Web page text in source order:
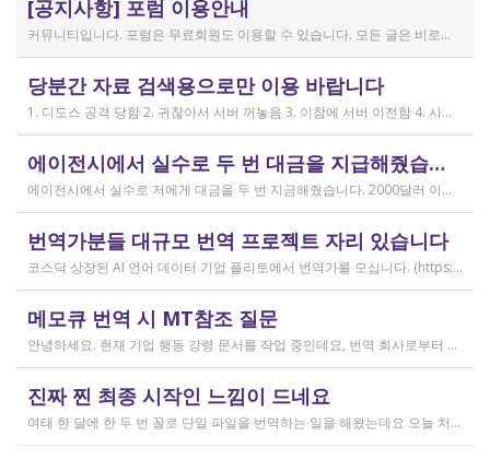
[공지사항] 포럼 이용안내
커뮤니티입니다. 포럼은 무료회원도 이용할 수 있습니다. 모든 글은 비로그인 사용자에게도 공개됩니다. 감사합니다.
당분간 자료 검색용으로만 이용 바랍니다
1. 디도스 공격 당함 2. 귀찮아서 서버 꺼놓음 3. 이참에 서버 이전함 4. 사라진 데이터는 없는 것 확인했는데, 일부 DB 설정이 활성화 안됨 5. 고칠 수는 있는데, 저희 집 신생아 협조 필요 6. 신생아가 협조하지 않음 현재 새글 쓰기, 신규 가입, 덧글 달기 등은 막아 두었습니다 언제든 3월 18일 전후 시점으로 롤백될 수 있습니다 디도스 공격은 10평짜리 구녕가게에 사람을 1만명 보내 영업방해를 하는 것과 같은 기법입니다. 왜 디도스 공격을 그렇게까지 열정적으로 하는가? 이것이 심해진 시점이 제가 출산하러 간다고 블라그에 글을 쓴 직후입니다. 적절한 비유인지 모르겠는데 암퇘지도 출산 후에는 도축 안 하지 않나 싶고요 옛날 같으면 이렇게 순하게 살지 않을 것인데, 요새 드는 생각이 좀 있습니다 사람은 노력해 봤자고, 사실 모든 능력치는 정해졌고 발현만 기다리는 것이 전부가 아닐까요 어떤 사람은 노력의 고점이 디도스 공격인 것입니다 그 애미도 한때는 가능성의 김칫국을 사발째 드링킹하며 키웠겠지요 저한테도 이 사이트를 유지할 유인이 있음은 말씀드렸으니 잘 이용해 주시면 그만인 것이고 시간 나시거든 디도스 공격자도 긍휼히 여겨 주시길 바랍니다
작성일
2026.04.15
에이전시에서 실수로 두 번 대금을 지급해줬습니다
에이전시에서 실수로 저에게 대금을 두 번 지금해줬습니다. 2000달러 이상을 두 번 wise로 지급받았습니다;;;; 에이전시에서 wise측으로 중복입금으로 인한 입금 취소 문의를 했는데 불가능하다고 답변을 받았다고 저에게 문의해달라고 하여, 저도 wise에 문의를 했지만, 입금자 정보를 알려준다면 취소 가능한 것 처럼 말하다가 결국 완료된 송금이라 취소가 불가능하다는 답변을 최종 전달받았습니다. 잘 쓰지 않는 계정이라 대금은 그대로 있는데 이 경우 제가 에이전시 계좌로 2000달러를 직접 재송금해도 문제가 없을까요..?? 추후 제 수익으로 잡혀서 세금문제나 기타 다른 사항이 복잡해질 것 같아서 wise에서 취소해주길 간절히 바랬는데ㅜㅜㅜ 이런경험이 있으시다면 어떻게 해결하셨나요ㅠㅠㅠ;;;
작성일
2026.04.04
번역가분들 대규모 번역 프로젝트 자리 있습니다
코스닥 상장된 AI 언어 데이터 기업 플리토에서 번역가를 모십니다. (https://startups.koraia.org/company/297) • 번역할 내용: 일상 대화, 일반 문장 중심의 단문 데이터 (전문지식 불필요) • 참여 프로젝트: 단문 번역(Human Translation) • 모집 언어쌍: 한국어 <> 다국어 • 목적: AI 학습용 데이터셋 구축 • 근무 형태: 재택 근무(학생, 프리랜서 번역가 환영) • 근무방법: Flitto 플랫폼 또는 엑셀 파일을 이용하여 작업 진행 - 파일 1개당 약 9,800단어 (언어쌍별 상이) - 파일 단위로 작업하며 1개만 참여도 가능 (이후 추가 참여 선택 가능) - 파일 1개 번역에 약 3~4일 데드라인 부여 - 파일 1개 번역 시 약 180,000원 ~ 386,000원 수준 (언어쌍별 상이) - 정산은 월 1회 지급 (플리토 정산 기준) - 프로젝트 기간: 약 1~3개월 (자율 참여) ★작업 단가: 한국어 → 스페인어: 9,800단어, 38.4원/단어, 파일 1개 완료 시 약 376,800원 스페인어 → 한국어: 9,800단어, 33.8원/단어, 파일 1개 완료 시 약 331,000원 한국어 → 러시아어: 9,800단어, 26.1원/단어, 파일 1개 완료 시 약 255,000원 한국어 → 중국어(간체): 9,800단어, 23.0원/단어, 파일 1개 완료 시 약 225,000원 중국어(간체) → 한국어: 16,800글자, 18.4원/글자, 파일 1개 완료 시 약 309,000원 한국어 → 중국어(번체): 9,800단어, 26.1원/단어, 파일 1개 완료 시 약 255,000원 중국어(번체) → 한국어: 16,800글자, 23.0원/글자, 파일 1개 완료 시 약 386,000원 한국어 → 베트남어: 9,800단어, 18.4원/단어, 파일 1개 완료 시 약 180,000원 베트남어 → 한국어: 9,800단어, 23.0원/단어, 파일 1개 완료 시 약 225,000원 *실제 업무시 수령 금액은 단가 및 작업량에 따라 위 금액과 차이가 있을 수 있습니다. *플리토 플랫폼(작업 툴) 작업 시 상응하는 포인트로 단가가 지급됩니다. 다음 링크로 신청 부탁드립니다: https://form.jotform.com/253371208518456?source_channel=albamon
메모큐 번역 시 MT참조 질문
안녕하세요. 현재 기업 행동 강령 문서를 작업 중인데요, 번역 회사로부터 메모큐 서버에서 메모큐 파일을 받았습니다. 번역회사에서 아이디와 비밀번호를 받아서 작업을 하는데 데스크탑 메모큐가 무료 버전이어서인지 이것저것 만져보다 보니(TM(만들어서 처음 해보는 문서 얼라인 시도), 라이브독스, 텀베이스등 눌러보는 행위) 밑의 사진과 같이 번역메모리 연결도 안된다고 하고 분명 어떤 파일에도 체크가 안 되어있는데 하나의 파일로만 연결 가능하다고 해서... 데스크탑 메모큐에서는 번역이 어렵다고 판단하여 그대로 이중언어 파일을 익스포트 해서 트라도스로 번역했습니다. (얼라인먼트 기능 사용해 2023년의 공식 한글 번역을 레퍼런스로 번역) 그랬더니 (메모큐에선 단순했던 코드가 트라도스에 복잡하게 나타나더라고요 아무튼 이것들을 해결하고 QA도 돌리고 나서...) 이중언어 파일을 메모큐에서 받으려다 보니 또 Free mode issue로 지원하지 않는 기능이라고 하더라고요. 그래서... 웹 메모큐를 사용해 태초부터 번역을 진행 중인데, 자동 번역으로 MT가 뜨는 걸 딸깍딸깍하고 확정 중이었는데 뭔가 이래도 되나 하는 생각이 들어서 질문하러 왔습니다. (이렇게 뜨는 걸 딸깍 확정 딸깍 확정 반복...) 클라이언트가 가이드라인을 주진 않았고 처음 파일을 줄 때 그 회사의 텀베이스가 연결된 파일을 줘서 그거 기반으로 한글 뜻이 맞으면 맞는 가이드라인이겠거니 하고 있는데 문장 부호나 말투나 뭔가 좀 기계번역의 날것을 적용하고 있다는 생각이 들어서... 이럴 땐 어떻게 해야하는지 여쭤보고 싶어요. 제가 트라도스로 번역한 세그먼트를 메모큐 타겟 세그먼트에 복붙하면 오류가 나는데 그냥 코드를 빼고 제가 트라도스에서 번역한걸 메모큐로 손수 옮겨야 할까요..!! 오늘 새벽 내내 기술 배우라는게 다른게 아니라 이걸 잘 알아두라는 말이었구나 하면서 깨달음을 얻었습니다...
진짜 찐 최종 시작인 느낌이 드네요
여태 한 달에 한 두 번 꼴로 단일 파일을 번역하는 일을 해왔는데요 오늘 처음으로 모 회사에서 트라도스 패키지 파일로 전달하는 일을!!! 주셔서 열어봤습니다. ...너무 떨리네요 원래 타겟 세그먼트에 아무것도 없었는데, NMT나 100프로 매치로 채워져있고 그래요 맨 처음 일을 받고 돈을 받았을 때가 커리어의 시작이라고 생각했는데 몇 달 동안 그런 식으로 많으면 두 세개 정도의 일을 받다가 오늘 나름 볼륨 있는 업무를 맡게 되니까 뭔가 커리어의 [진짜_찐_시작_최종] 같고 긴장되네요 잘 해내고 싶어서 떨리고,,,,,, 잘 할 수 있을까 싶고 크아악 다들 2월에 일 잘 해내고 계신가요 여태껏 검색 기능을 사용해 눈팅만 해왔는데 산번혁 회원님들의 번역가 라이프는 어떻게 굴러가고 있는지 궁금하네요 호호호